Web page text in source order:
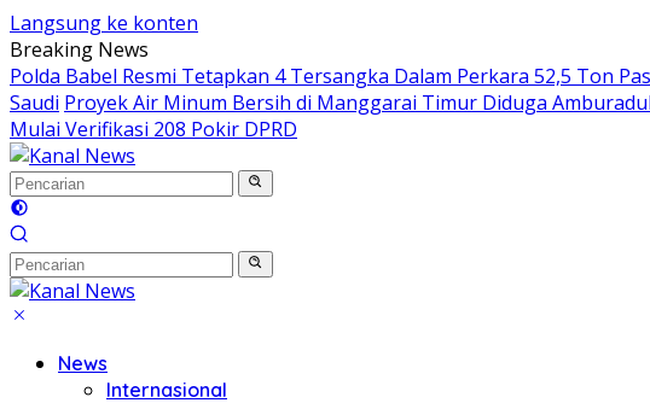
Langsung ke konten
Breaking News
Polda Babel Resmi Tetapkan 4 Tersangka Dalam Perkara 52,5 Ton
Saudi Proyek Air Minum Bersih di Manggarai Timur Diduga Amburadul
Mulai Verifikasi 208 Pokir DPRD
News
Internasional